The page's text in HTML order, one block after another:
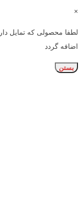
×
لطفا محصولی که تمایل
اضافه گردد
بستن